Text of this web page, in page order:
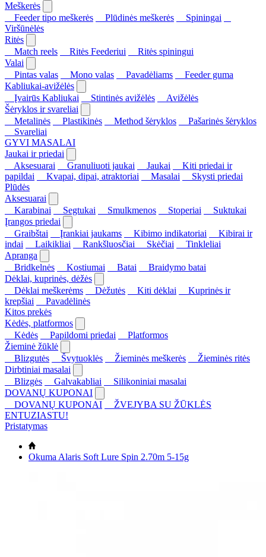
Meškerės
Feeder tipo meškerės
Plūdinės meškerės
Spiningai
Viršūnėlės
Ritės
Match reels
Ritės Feederiui
Ritės spiningui
Valai
Pintas valas
Mono valas Pavadėliams
Feeder guma
Kabliukai-avižėlės
Įvairūs Kabliukai
Stintinės avižėlės
Avižėlės
Šėryklos ir svareliai
Metalinės
Plastikinės Method šėryklos
Pašarinės šėryklos
Svareliai
GYVI MASALAI
Jaukai ir priedai
Aksesuarai
Granuliuoti jaukai Jaukai
Kiti priedai ir
papildai
Kvapai, dipai, atraktoriai Masalai
Skysti priedai
Plūdės
Aksesuarai
Karabinai
Segtukai Smulkmenos Stoperiai
Suktukai
Įrangos priedai
Graibštai
Įrankiai jaukams Kibimo indikatoriai
Kibirai ir
indai
Laikikliai Rankšluosčiai Skėčiai
Tinkleliai
Apranga
Bridkelnės
Kostiumai Batai
Braidymo batai
Dėklai, kuprinės, dėžės
Dėklai meškerėms
Dėžutės Kiti dėklai
Kuprinės ir
krepšiai
Pavadėlinės
Kitos prekės
Kėdės, platformos
Kėdės
Papildomi priedai
Platformos
Žieminė žūklė
Blizgutės
Švytuoklės Žieminės meškerės
Žieminės ritės
Dirbtiniai masalai
Blizgės
Galvakabliai
Silikoniniai masalai
DOVANŲ KUPONAI
DOVANŲ KUPONAI
ŽVEJYBA SU ŽŪKLĖS
ENTUZIASTU!
Pristatymas
Okuma Alaris Soft Lure Spin 2.70m 5-15g